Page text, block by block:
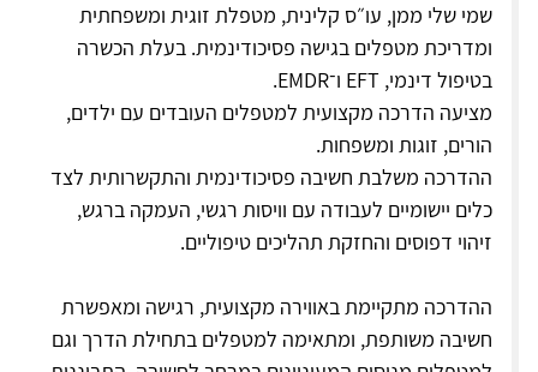
שמי שלי ממן, עו״ס קלינית, מטפלת זוגית ומשפחתית
ומדריכת מטפלים בגישה פסיכודינמית. בעלת הכשרה
בטיפול דינמי, EFT ו־EMDR.
מציעה הדרכה מקצועית למטפלים העובדים עם ילדים,
הורים, זוגות ומשפחות.
ההדרכה משלבת חשיבה פסיכודינמית והתקשרותית לצד
כלים יישומיים לעבודה עם וויסות רגשי, העמקה ברגש,
זיהוי דפוסים והחזקת תהליכים טיפוליים.
ההדרכה מתקיימת באווירה מקצועית, רגישה ומאפשרת
חשיבה משותפת, ומתאימה למטפלים בתחילת הדרך וגם